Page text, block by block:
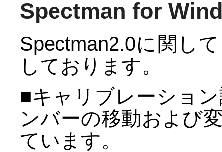
Spectman for
Spectman2.0に関し
しております。
■キャリブレーショ
ンバーの移動および
ています。